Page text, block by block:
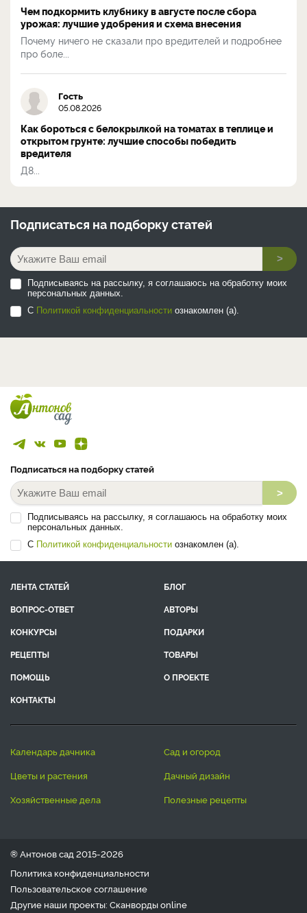
Чем подкормить клубнику в августе после сбора
урожая: лучшие удобрения и схема внесения
Почему ничего не сказали про вредителей и подробнее
про боле...
Гость
05.08.2026
Как бороться с белокрылкой на томатах в теплице и
открытом грунте: лучшие способы победить
вредителя
Д8...
Подписаться на подборку статей
>
Подписываясь на рассылку, я соглашаюсь на обработку моих
персональных данных.
С Политикой конфиденциальности ознакомлен (а).
Подписаться на подборку статей
>
Подписываясь на рассылку, я соглашаюсь на обработку моих
персональных данных.
С Политикой конфиденциальности ознакомлен (а).
ЛЕНТА СТАТЕЙ
БЛОГ
ВОПРОС-ОТВЕТ
АВТОРЫ
КОНКУРСЫ
ПОДАРКИ
РЕЦЕПТЫ
ТОВАРЫ
ПОМОЩЬ
О ПРОЕКТЕ
КОНТАКТЫ
календарь дачника
сад и огород
цветы и растения
дачный дизайн
хозяйственные дела
полезные рецепты
® Антонов сад 2015-2026
Политика конфиденциальности
Пользовательское соглашение
Другие наши проекты: Сканвордыonline